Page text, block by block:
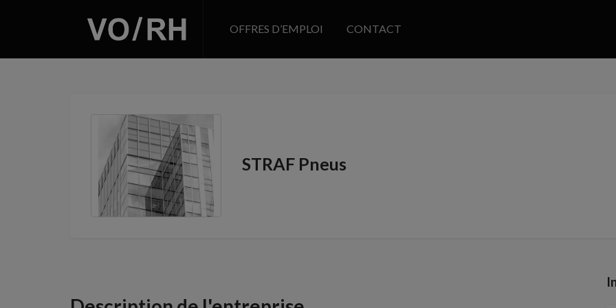
OFFRES D’EMPLOI CONTACT
STRAF Pneus